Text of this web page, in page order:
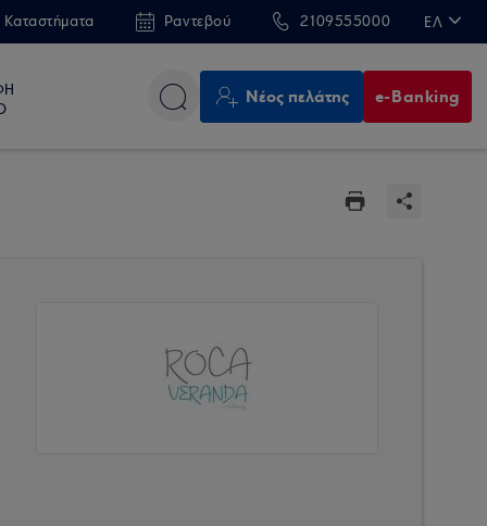
Καταστήματα Ραντεβού 2109555000 ΕΛ
Νέος πελάτης e-Banking